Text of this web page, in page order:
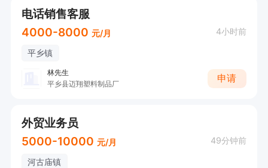
电话销售客服
4000-8000 元/月 4小时前
平乡镇
林先生
平乡县迈翔塑料制品厂
申请
外贸业务员
5000-10000 元/月 49分钟前
河古庙镇